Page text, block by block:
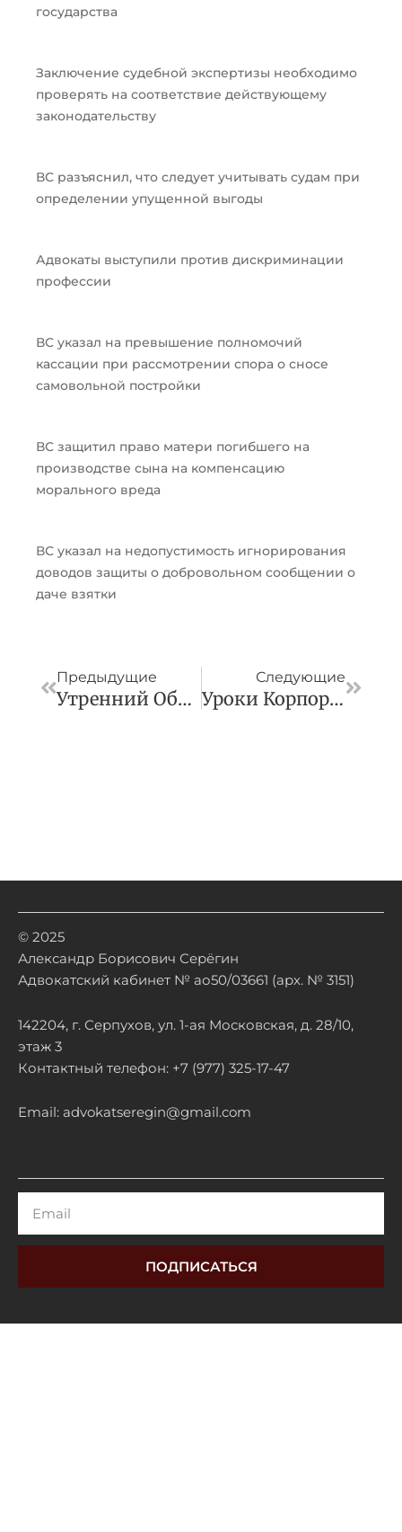
государства
Заключение судебной экспертизы необходимо
проверять на соответствие действующему
законодательству
ВС разъяснил, что следует учитывать судам при
определении упущенной выгоды
Адвокаты выступили против дискриминации
профессии
ВС указал на превышение полномочий
кассации при рассмотрении спора о сносе
самовольной постройки
ВС защитил право матери погибшего на
производстве сына на компенсацию
морального вреда
ВС указал на недопустимость игнорирования
доводов защиты о добровольном сообщении о
даче взятки
Предыдущие
Утренний Обзор За 21 Февраля
Следующие
Уроки Корпоративного Управления И Семейного Планирования В Сериале «Золотое Дно»
© 2025
Александр Борисович Серёгин
Адвокатский кабинет № ао50/03661 (арх. № 3151)
142204, г. Серпухов, ул. 1-ая Московская, д. 28/10,
этаж 3
Контактный телефон: +7 (977) 325-17-47
Email: advokatseregin@gmail.com
ПОДПИСАТЬСЯ